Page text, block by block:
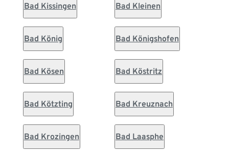
Bad Kissingen Bad Kleinen
Bad König Bad Königshofen
Bad Kösen Bad Köstritz
Bad Kötzting Bad Kreuznach
Bad Krozingen Bad Laasphe